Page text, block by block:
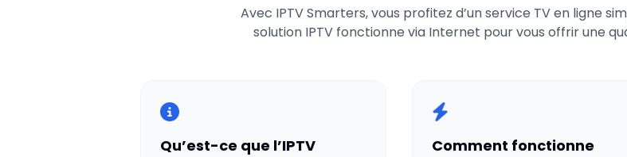
Avec IPTV Smarters, vous profitez d’un service TV en ligne
solution IPTV fonctionne via Internet pour vous offrir une
Qu’est-ce que l’IPTV
Comment fonctionne